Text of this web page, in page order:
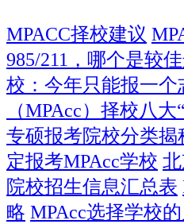
MPACC择校建议
985/211，哪个是较
校：今年只能报一个
（MPAcc）择校八大
专硕报考院校分类揭
定报考MPAcc学校
院校招生信息汇总表
略 MPAcc选择学校